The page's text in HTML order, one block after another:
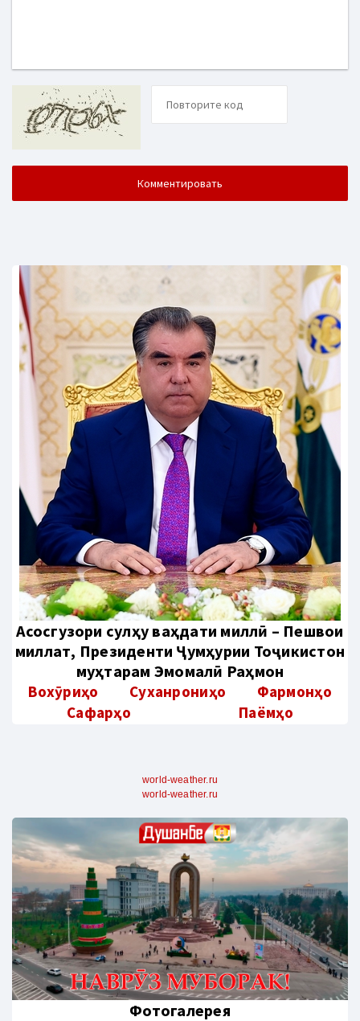
Aсосгузори сулҳу ваҳдати миллӣ – Пешвои
миллат, Президенти Ҷумҳурии Тоҷикистон
муҳтарам Эмомалӣ Раҳмон
Вохӯриҳо Суханрониҳо
Фармонҳо
Сафарҳо
Паёмҳо
world-weather.ru
world-weather.ru
Фотогалерея